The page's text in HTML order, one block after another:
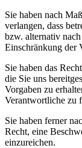
Sie haben nach
verlangen, dass
bzw. alternativ
Einschränkung der
Sie haben das
die Sie uns
Vorgaben zu
Verantwortliche zu
Sie haben ferner
Recht, eine
einzureichen.